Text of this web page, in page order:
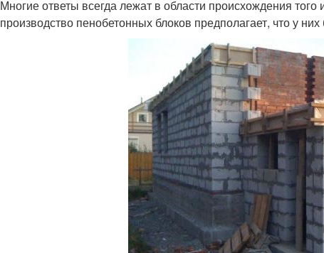
Многие ответы всегда лежат в области происхождения
производство пенобетонных блоков предполагает, что у